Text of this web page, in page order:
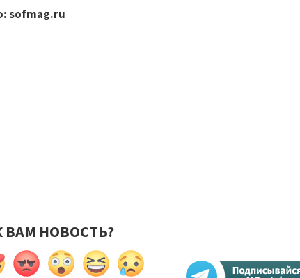
sofmag.ru
ВАМ НОВОСТЬ?